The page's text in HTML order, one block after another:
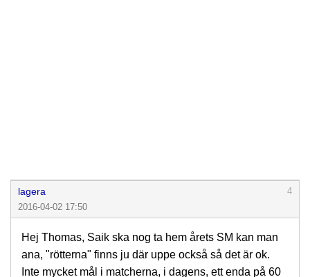
lagera
4
2016-04-02 17:50
Hej Thomas, Saik ska nog ta hem årets SM kan man
ana, "rötterna" finns ju där uppe också så det är ok.
Inte mycket mål i matcherna, i dagens, ett enda på 60